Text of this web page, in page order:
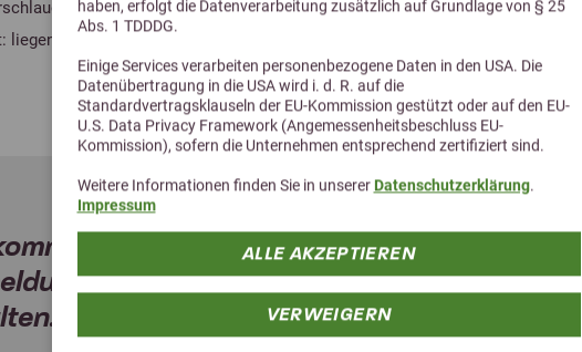
haben, erfolgt die Datenverarbeitung zusätzlich auf Grundlage von § 25
Abs. 1 TDDDG.
Einige Services verarbeiten personenbezogene Daten in den USA. Die
Datenübertragung in die USA wird i. d. R. auf die
Standardvertragsklauseln der EU-Kommission gestützt oder auf den EU-
U.S. Data Privacy Framework (Angemessenheitsbeschluss EU-
Kommission), sofern die Unternehmen entsprechend zertifiziert sind.
Weitere Informationen finden Sie in unserer Datenschutzerklärung.
Impressum
ALLE AKZEPTIEREN
VERWEIGERN
kühlen, vorsichtig von unten beginnen
lassen und kaltes Wasser über das Pferd gießen
Gutschein für deine
zu unserem Newsletter
Wir geben deine